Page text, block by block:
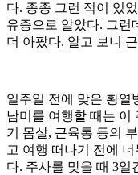
다. 종종 그런 적이 있
유증으로 알았다. 그런
더 아팠다. 알고 보니
일주일 전에 맞은 황열
남미를 여행할 때는 이
기 몸살, 근육통 등의
고 여행 떠나기 전에
다. 주사를 맞을 때 3일